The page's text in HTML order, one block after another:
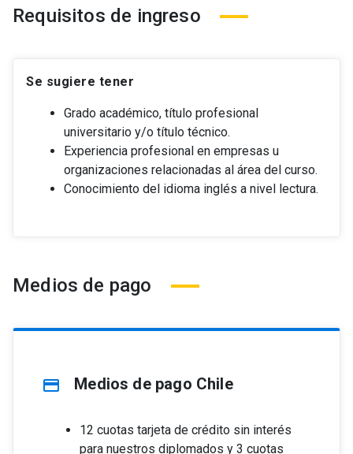
Requisitos de ingreso
Se sugiere tener
Grado académico, título profesional
universitario y/o título técnico.
Experiencia profesional en empresas u
organizaciones relacionadas al área del curso.
Conocimiento del idioma inglés a nivel lectura.
Medios de pago
credit_card Medios de pago Chile
12 cuotas tarjeta de crédito sin interés
para nuestros diplomados y 3 cuotas